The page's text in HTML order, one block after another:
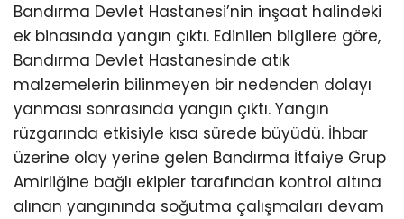
Bandırma Devlet Hastanesi’nin inşaat halindeki
ek binasında yangın çıktı. Edinilen bilgilere göre,
Bandırma Devlet Hastanesinde atık
malzemelerin bilinmeyen bir nedenden dolayı
yanması sonrasında yangın çıktı. Yangın
rüzgarında etkisiyle kısa sürede büyüdü. İhbar
üzerine olay yerine gelen Bandırma İtfaiye Grup
Amirliğine bağlı ekipler tarafından kontrol altına
alınan yangınında soğutma çalışmaları devam